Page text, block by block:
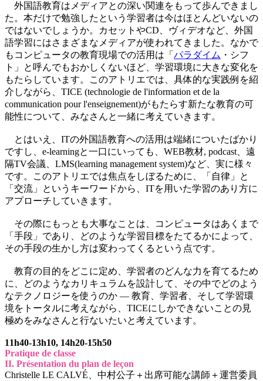
外国語教育はメディアとの深い関連をもって歩んできまし
た。本だけで勉強したという学習者は今はほとんどいないの
ではないでしょうか。カセットやCD、ヴィデオなど、外国
語学習にはさまざまなメディアが使われてきました。なかで
もコンピュータの教育現場での活用は「 パラダイム ・シフ
ト」と呼んでもおかしくないほど、学習環境に大きな変化を
もたらしています。このアトリエでは、具体的な実践例を紹
介しながら、TICE (technologie de l'information et de la
communication pour l'enseignement)がもたらす新たな教育の可
能性について、みなさんと一緒に考えていきます。
とはいえ、ITの外国語教育への活用は端緒についたばかり
ですし、e-learningと一口にいっても、WEB教材, podcast、遠
隔TV会議、LMS(learning management system)など、実に様々
です。このアトリエでは焦点をしぼるために、「自律」と
「交流」というキーワードから、ITを用いた学習のあり方に
アプローチしていきます。
その際にもっとも大事なことは、コンピュータはあくまで
「手段」であり、どのような学習目標をたてるかによって、
その手段の生かし方は変わってくるという点です。
教育の目的をどこに定め、学習者のどんな力を育てるため
に、どのようなカリキュラムを設計して、その中でどのよう
なテクノロジーを使うのか ― 教育、学習者、そして学習環
境をトータルに考えながら、TICEにしかできないことの見
極めをみなさんと行ないたいと考えています。
11h40-13h10, 14h20-15h50
Pratique de classe
II. Présentation du plan de leçon
Christelle LE CALVÉ、中村公子＋出席可能な講師＋運営委員